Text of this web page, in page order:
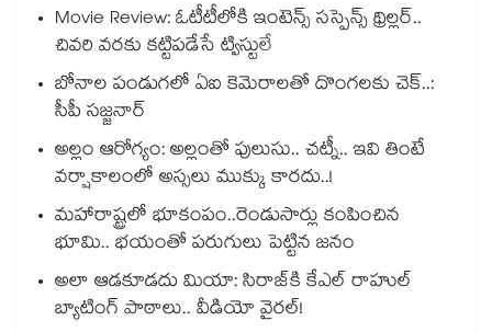
Movie Review: ఓటీటీలోకి ఇంటెన్స్ సస్పెన్స్ థ్రిల్లర్..
చివరి వరకు కట్టిపడేసే ట్విస్టులే
బోనాల పండుగలో ఏఐ కెమెరాలతో దొంగలకు చెక్..:
సీపీ సజ్జనార్
అల్లం ఆరోగ్యం: అల్లంతో పులుసు.. చట్నీ.. ఇవి తింటే
వర్షాకాలంలో అస్సలు ముక్కు కారదు..!
మహారాష్ట్రలో భూకంపం..రెండుసార్లు కంపించిన
భూమి.. భయంతో పరుగులు పెట్టిన జనం
అలా ఆడకూడదు మియా: సిరాజ్‌కి కేఎల్ రాహుల్
బ్యాటింగ్ పాఠాలు.. వీడియో వైరల్!